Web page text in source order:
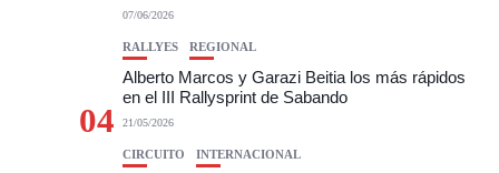
07/06/2026
04
RALLYES REGIONAL
Alberto Marcos y Garazi Beitia los más rápidos
en el III Rallysprint de Sabando
21/05/2026
CIRCUITO INTERNACIONAL